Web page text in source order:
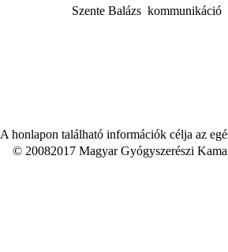
Szente Balázs  kommunikáció
A honlapon található információk célja az
© 20082017 Magyar Gyógyszerészi